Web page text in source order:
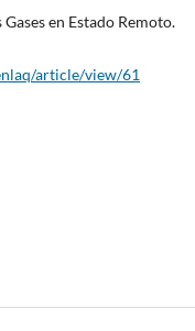
Gases en Estado Remoto.
article/view/61